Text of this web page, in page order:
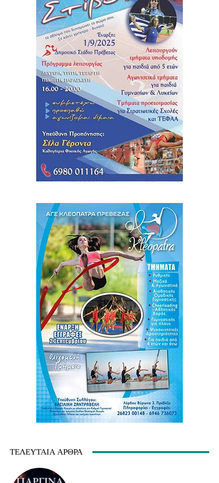
ΤΕΛΕΥΤΑΊΑ ΆΡΘΡΑ